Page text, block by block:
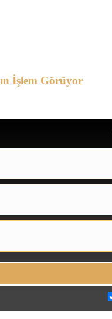
İşlem Görüyor